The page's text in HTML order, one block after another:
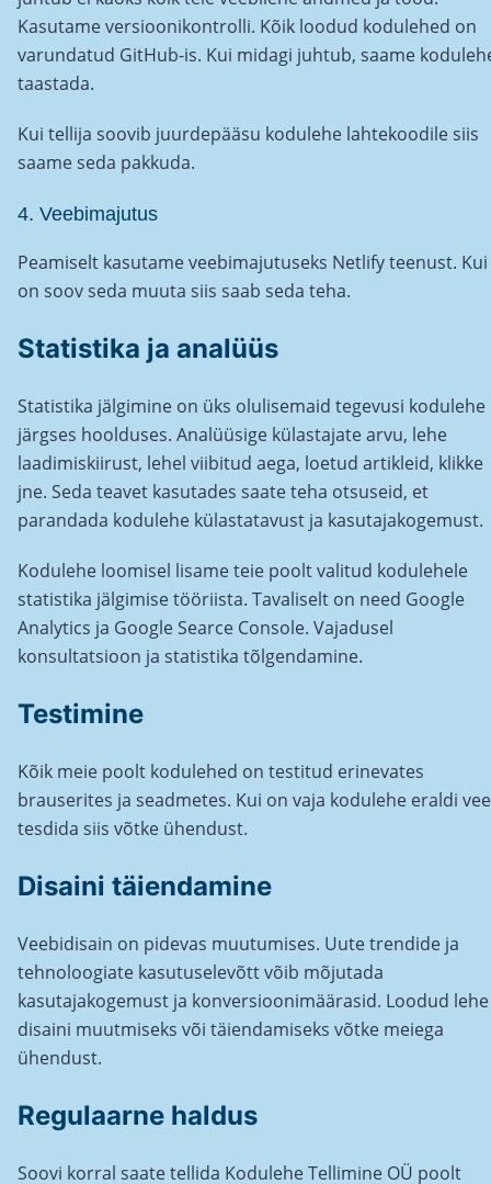
Kasutame versioonikontrolli. Kõik loodud kodulehed on
varundatud GitHub-is. Kui midagi juhtub, saame
taastada.
Kui tellija soovib juurdepääsu kodulehe lahtekoodile siis
saame seda pakkuda.
4. Veebimajutus
Peamiselt kasutame veebimajutuseks Netlify teenust. Kui
on soov seda muuta siis saab seda teha.
Statistika ja analüüs
Statistika jälgimine on üks olulisemaid tegevusi kodulehe
järgses hoolduses. Analüüsige külastajate arvu, lehe
laadimiskiirust, lehel viibitud aega, loetud artikleid, klikke
jne. Seda teavet kasutades saate teha otsuseid, et
parandada kodulehe külastatavust ja kasutajakogemust.
Kodulehe loomisel lisame teie poolt valitud kodulehele
statistika jälgimise tööriista. Tavaliselt on need Google
Analytics ja Google Searce Console. Vajadusel
konsultatsioon ja statistika tõlgendamine.
Testimine
Kõik meie poolt kodulehed on testitud erinevates
brauserites ja seadmetes. Kui on vaja kodulehe eraldi
tesdida siis võtke ühendust.
Disaini täiendamine
Veebidisain on pidevas muutumises. Uute trendide ja
tehnoloogiate kasutuselevõtt võib mõjutada
kasutajakogemust ja konversioonimäärasid. Loodud lehe
disaini muutmiseks või täiendamiseks võtke meiega
ühendust.
Regulaarne haldus
Soovi korral saate tellida Kodulehe Tellimine OÜ poolt